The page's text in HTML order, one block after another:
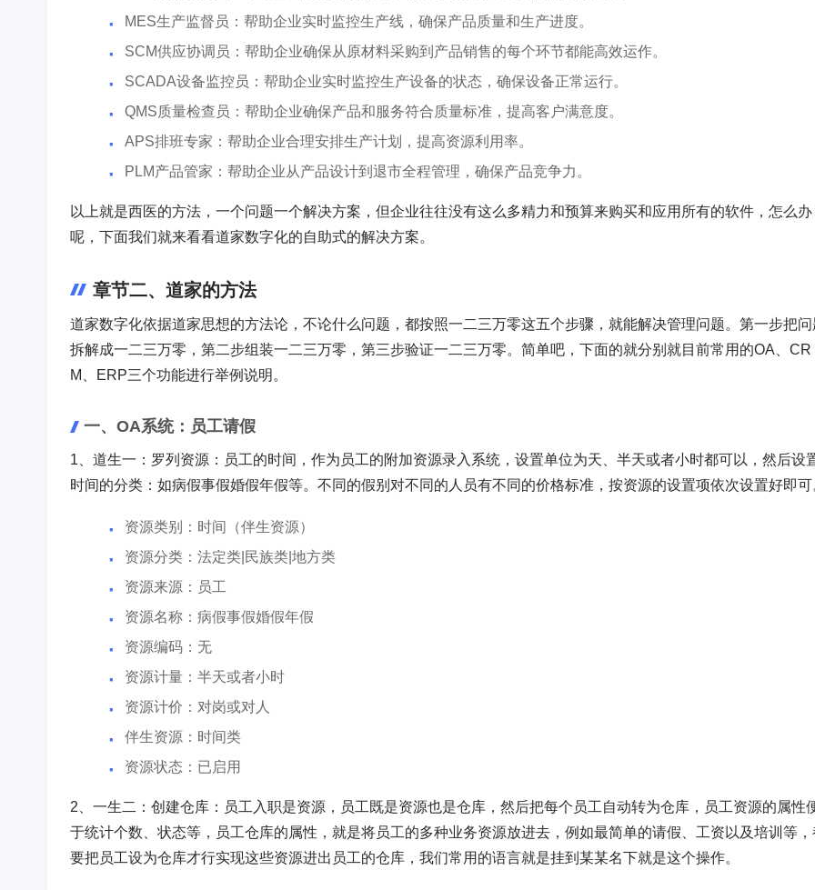
MES生产监督员：帮助企业实时监控生产线，确保产品质量和生产进度。
SCM供应协调员：帮助企业确保从原材料采购到产品销售的每个环节都能高效运作。
SCADA设备监控员：帮助企业实时监控生产设备的状态，确保设备正常运行。
QMS质量检查员：帮助企业确保产品和服务符合质量标准，提高客户满意度。
APS排班专家：帮助企业合理安排生产计划，提高资源利用率。
PLM产品管家：帮助企业从产品设计到退市全程管理，确保产品竞争力。
以上就是西医的方法，一个问题一个解决方案，但企业往往没有这么多精力和预算来购买和应用所有的软件，怎么办
呢，下面我们就来看看道家数字化的自助式的解决方案。
章节二、道家的方法
道家数字化依据道家思想的方法论，不论什么问题，都按照一二三万零这五个步骤，就能解决管理问题。第一步把问
拆解成一二三万零，第二步组装一二三万零，第三步验证一二三万零。简单吧，下面的就分别就目前常用的OA、CR
M、ERP三个功能进行举例说明。
一、OA系统：员工请假
1、道生一：罗列资源：员工的时间，作为员工的附加资源录入系统，设置单位为天、半天或者小时都可以，然后设
时间的分类：如病假事假婚假年假等。不同的假别对不同的人员有不同的价格标准，按资源的设置项依次设置好即可
资源类别：时间（伴生资源）
资源分类：法定类|民族类|地方类
资源来源：员工
资源名称：病假事假婚假年假
资源编码：无
资源计量：半天或者小时
资源计价：对岗或对人
伴生资源：时间类
资源状态：已启用
2、一生二：创建仓库：员工入职是资源，员工既是资源也是仓库，然后把每个员工自动转为仓库，员工资源的属性
于统计个数、状态等，员工仓库的属性，就是将员工的多种业务资源放进去，例如最简单的请假、工资以及培训等，
要把员工设为仓库才行实现这些资源进出员工的仓库，我们常用的语言就是挂到某某名下就是这个操作。